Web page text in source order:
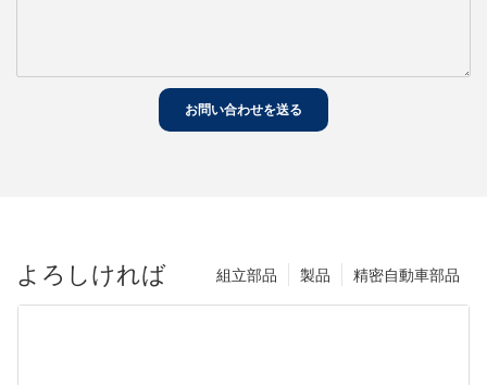
お問い合わせを送る
よろしければ 精密自動車部品
製品
組立部品